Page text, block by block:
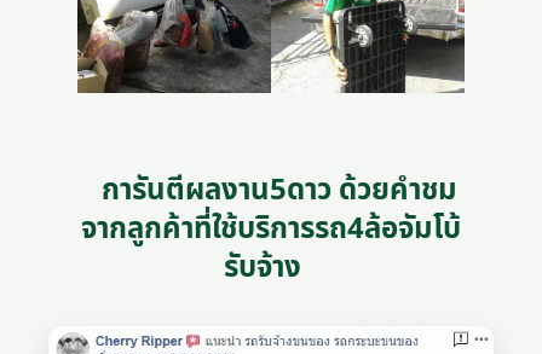
การันตีผลงาน5ดาว ด้วยคำชม
จากลูกค้าที่ใช้บริการรถ4ล้อจัมโบ้
รับจ้าง